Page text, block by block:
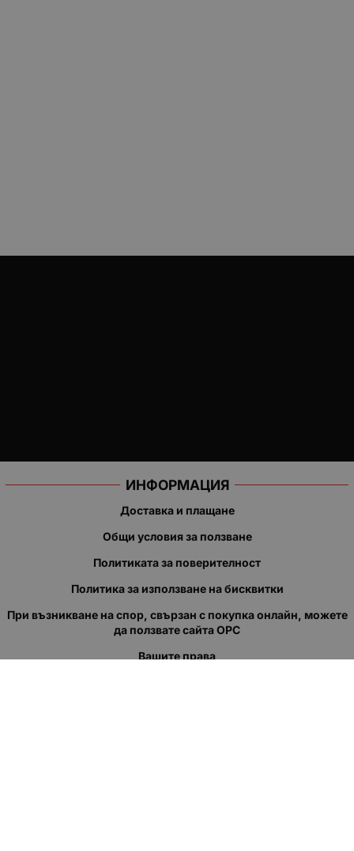
ИНФОРМАЦИЯ
Доставка и плащане
Общи условия за ползване
Политиката за поверителност
Политика за използване на бисквитки
При възникване на спор, свързан с покупка онлайн, можете
да ползвате сайта ОРС
Вашите права